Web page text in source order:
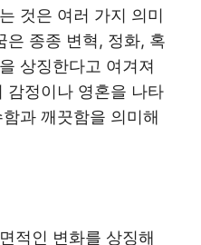
것은 여러 가지 의미
은 종종 변혁, 정화, 혹
상징한다고 여겨져
감정이나 영혼을 나타
과 깨끗함을 의미해
적인 변화를 상징해